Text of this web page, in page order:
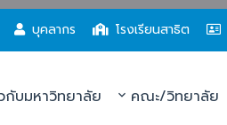
บุคลากร โรงเรียนสาธิต
บมหาวิทยาลัย คณะ/วิทยาลัย